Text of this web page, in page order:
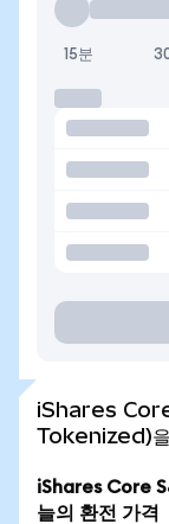
15분
iShares
Tokenized)을
iShares Core
늘의 환전 가격